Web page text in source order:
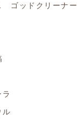
ゴッドクリーナー
ル